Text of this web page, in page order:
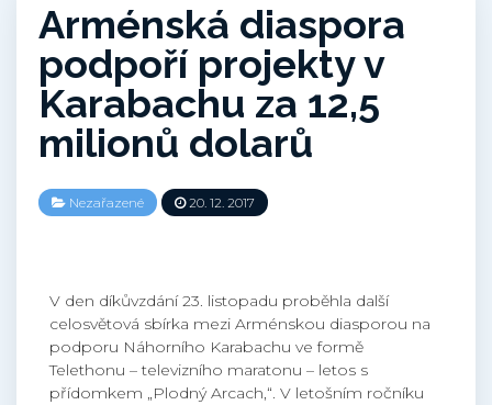
Arménská diaspora
podpoří projekty v
Karabachu za 12,5
milionů dolarů
Nezařazené 20. 12. 2017
V den díkůvzdání 23. listopadu proběhla další
celosvětová sbírka mezi Arménskou diasporou na
podporu Náhorního Karabachu ve formě
Telethonu – televizního maratonu – letos s
přídomkem „Plodný Arcach,“. V letošním ročníku